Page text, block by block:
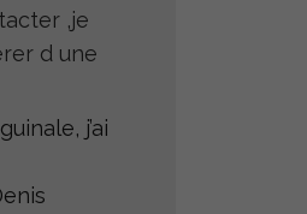
,je
d une
j’ai